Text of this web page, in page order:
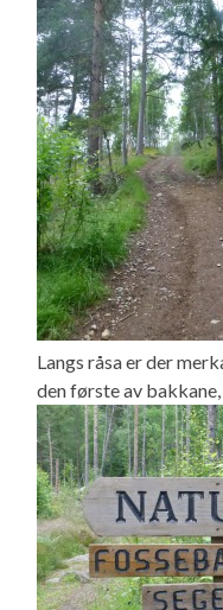
Langs råsa er der
den første av